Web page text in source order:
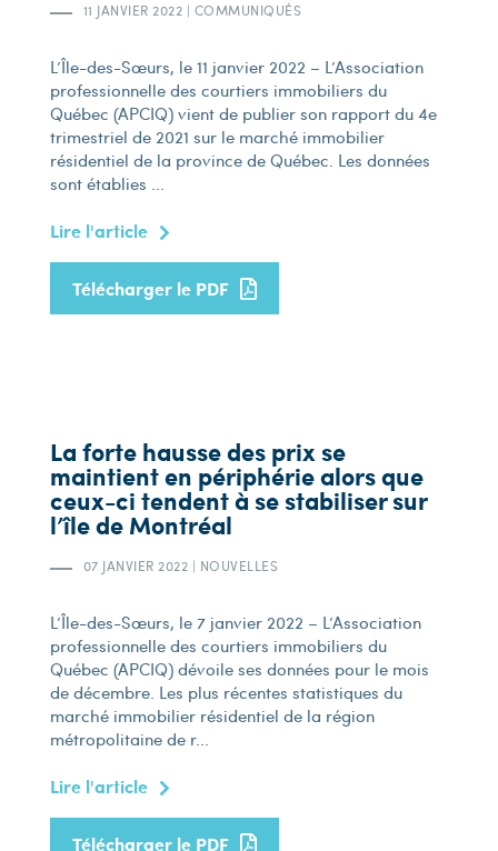
11 JANVIER 2022 | COMMUNIQUÉS
L’Île-des-Sœurs, le 11 janvier 2022 – L’Association
professionnelle des courtiers immobiliers du
Québec (APCIQ) vient de publier son rapport du 4e
trimestriel de 2021 sur le marché immobilier
résidentiel de la province de Québec. Les données
sont établies ...
Lire l'article
Télécharger le PDF
La forte hausse des prix se
maintient en périphérie alors que
ceux-ci tendent à se stabiliser sur
l’île de Montréal
07 JANVIER 2022 | NOUVELLES
L’Île-des-Sœurs, le 7 janvier 2022 – L’Association
professionnelle des courtiers immobiliers du
Québec (APCIQ) dévoile ses données pour le mois
de décembre. Les plus récentes statistiques du
marché immobilier résidentiel de la région
métropolitaine de r...
Lire l'article
Télécharger le PDF